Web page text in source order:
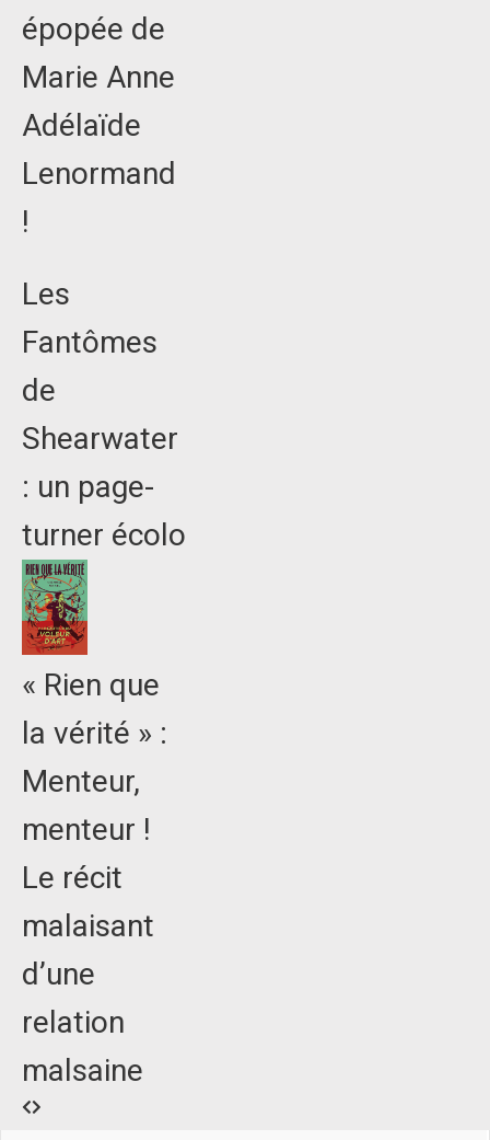
épopée de
Marie Anne
Adélaïde
Lenormand
!
Les
Fantômes
de
Shearwater
: un page-
turner écolo
« Rien que
la vérité » :
Menteur,
menteur !
Le récit
malaisant
d’une
relation
malsaine